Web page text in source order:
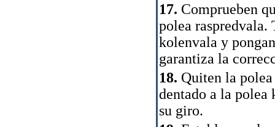
17. Comprueben
polea raspredvala.
kolenvala y
garantiza la
18. Quiten la
dentado a la polea
su giro.